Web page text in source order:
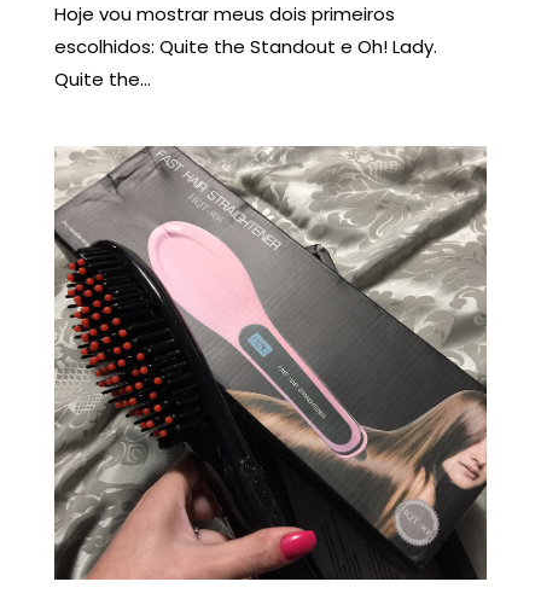
Hoje vou mostrar meus dois primeiros
escolhidos: Quite the Standout e Oh! Lady.
Quite the...